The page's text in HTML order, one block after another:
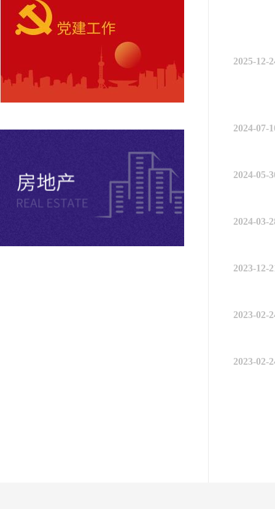
2025-12-
2024-07-
2024-05-
2024-03-
2023-12-
2023-02-
2023-02-